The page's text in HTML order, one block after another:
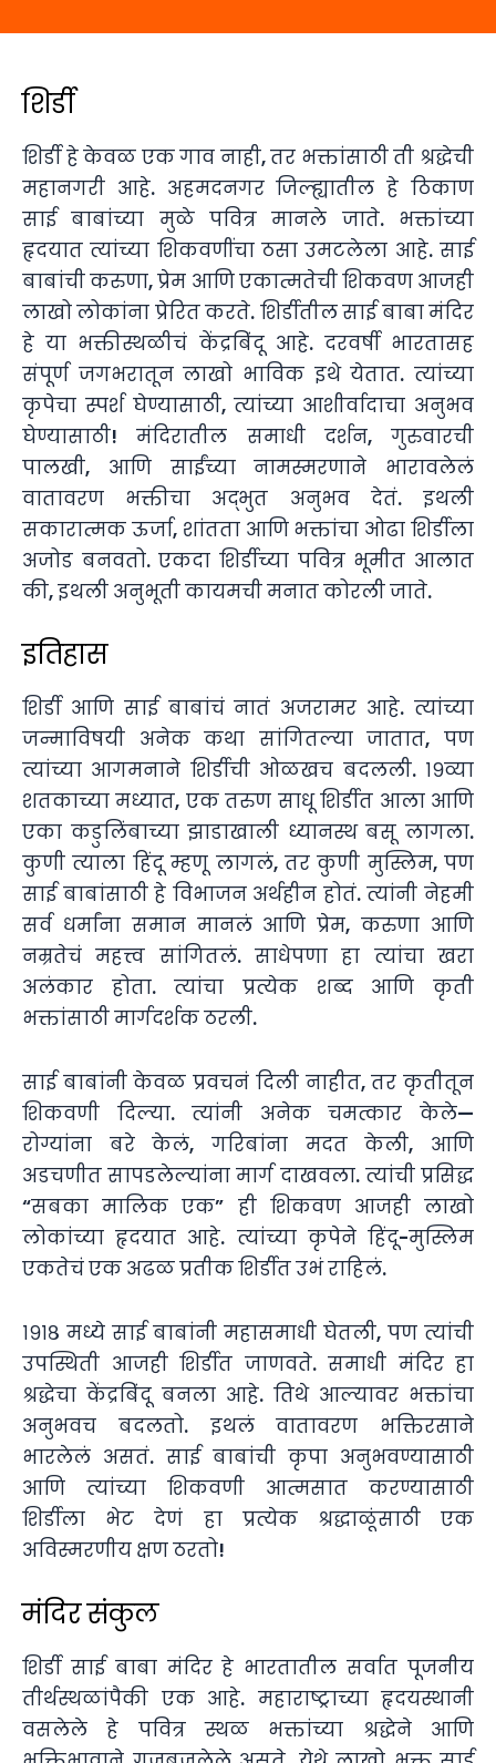
शिर्डी
शिर्डी हे केवळ एक गाव नाही, तर भक्तांसाठी ती श्रद्धेची
महानगरी आहे. अहमदनगर जिल्ह्यातील हे ठिकाण
साई बाबांच्या मुळे पवित्र मानले जाते. भक्तांच्या
हृदयात त्यांच्या शिकवणींचा ठसा उमटलेला आहे. साई
बाबांची करुणा, प्रेम आणि एकात्मतेची शिकवण आजही
लाखो लोकांना प्रेरित करते. शिर्डीतील साई बाबा मंदिर
हे या भक्तीस्थळीचं केंद्रबिंदू आहे. दरवर्षी भारतासह
संपूर्ण जगभरातून लाखो भाविक इथे येतात. त्यांच्या
कृपेचा स्पर्श घेण्यासाठी, त्यांच्या आशीर्वादाचा अनुभव
घेण्यासाठी! मंदिरातील समाधी दर्शन, गुरुवारची
पालखी, आणि साईंच्या नामस्मरणाने भारावलेलं
वातावरण भक्तीचा अद्भुत अनुभव देतं. इथली
सकारात्मक ऊर्जा, शांतता आणि भक्तांचा ओढा शिर्डीला
अजोड बनवतो. एकदा शिर्डीच्या पवित्र भूमीत आलात
की, इथली अनुभूती कायमची मनात कोरली जाते.
इतिहास
शिर्डी आणि साई बाबांचं नातं अजरामर आहे. त्यांच्या
जन्माविषयी अनेक कथा सांगितल्या जातात, पण
त्यांच्या आगमनाने शिर्डीची ओळखच बदलली. १९व्या
शतकाच्या मध्यात, एक तरुण साधू शिर्डीत आला आणि
एका कडुलिंबाच्या झाडाखाली ध्यानस्थ बसू लागला.
कुणी त्याला हिंदू म्हणू लागलं, तर कुणी मुस्लिम, पण
साई बाबांसाठी हे विभाजन अर्थहीन होतं. त्यांनी नेहमी
सर्व धर्मांना समान मानलं आणि प्रेम, करुणा आणि
नम्रतेचं महत्त्व सांगितलं. साधेपणा हा त्यांचा खरा
अलंकार होता. त्यांचा प्रत्येक शब्द आणि कृती
भक्तांसाठी मार्गदर्शक ठरली.
साई बाबांनी केवळ प्रवचनं दिली नाहीत, तर कृतीतून
शिकवणी दिल्या. त्यांनी अनेक चमत्कार केले—
रोग्यांना बरे केलं, गरिबांना मदत केली, आणि
अडचणीत सापडलेल्यांना मार्ग दाखवला. त्यांची प्रसिद्ध
“सबका मालिक एक” ही शिकवण आजही लाखो
लोकांच्या हृदयात आहे. त्यांच्या कृपेने हिंदू-मुस्लिम
एकतेचं एक अढळ प्रतीक शिर्डीत उभं राहिलं.
१९१८ मध्ये साई बाबांनी महासमाधी घेतली, पण त्यांची
उपस्थिती आजही शिर्डीत जाणवते. समाधी मंदिर हा
श्रद्धेचा केंद्रबिंदू बनला आहे. तिथे आल्यावर भक्तांचा
अनुभवच बदलतो. इथलं वातावरण भक्तिरसाने
भारलेलं असतं. साई बाबांची कृपा अनुभवण्यासाठी
आणि त्यांच्या शिकवणी आत्मसात करण्यासाठी
शिर्डीला भेट देणं हा प्रत्येक श्रद्धाळूंसाठी एक
अविस्मरणीय क्षण ठरतो!
मंदिर संकुल
शिर्डी साई बाबा मंदिर हे भारतातील सर्वात पूजनीय
तीर्थस्थळांपैकी एक आहे. महाराष्ट्राच्या हृदयस्थानी
वसलेले हे पवित्र स्थळ भक्तांच्या श्रद्धेने आणि